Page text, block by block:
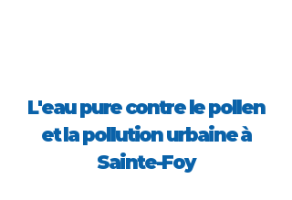
L'eau pure contre le pollen
et la pollution urbaine à
Sainte-Foy